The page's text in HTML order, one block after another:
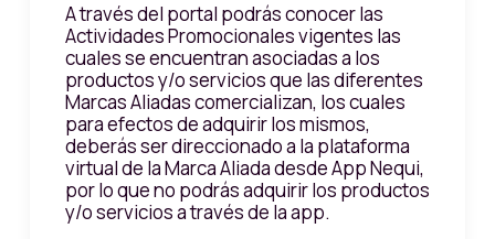
A través del portal podrás conocer las
Actividades Promocionales vigentes las
cuales se encuentran asociadas a los
productos y/o servicios que las diferentes
Marcas Aliadas comercializan, los cuales
para efectos de adquirir los mismos,
deberás ser direccionado a la plataforma
virtual de la Marca Aliada desde App Nequi,
por lo que no podrás adquirir los productos
y/o servicios a través de la app.